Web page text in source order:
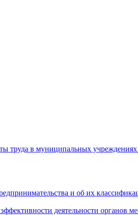
труда в муниципальных
и об их
деятельности органов